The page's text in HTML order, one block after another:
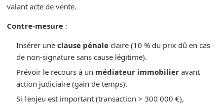
valant acte de vente.
Contre-mesure :
Insérer une clause pénaleclaire (10 % du prix dû en cas
de non-signature sans cause légitime).
Prévoir le recours à un médiateur immobilieravant
action judiciaire (gain de temps).
Si l'enjeu est important (transaction > 300 000 €),